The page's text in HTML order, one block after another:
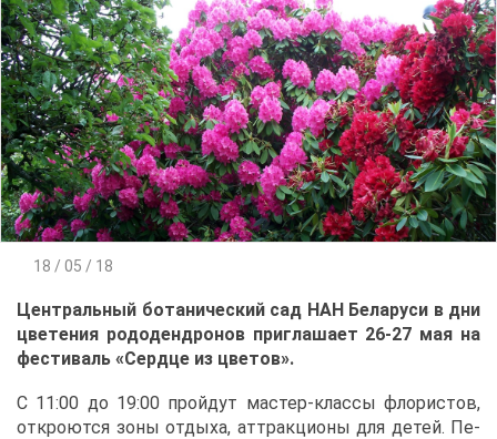
18 / 05 / 18
Цен­траль­ный бо­та­ни­че­ский сад НАН Бе­ла­ру­си в дни
цве­те­ния ро­до­денд­ро­нов при­гла­ша­ет 26-27 мая на
фе­сти­валь «Серд­це из цве­тов».
С 11:00 до 19:00 прой­дут ма­стер-клас­сы фло­ри­стов,
от­кро­ют­ся зо­ны от­ды­ха, ат­трак­ци­о­ны для де­тей. Пе­